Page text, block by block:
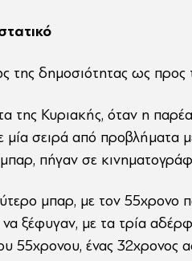
της δημοσιότητας ως προς
της Κυριακής, όταν η
σειρά από προβλήματα
πήγαν σε
μπαρ, με τον 55χρονο
ξέφυγαν, με τα τρία
55χρονου, ένας 32χρονος